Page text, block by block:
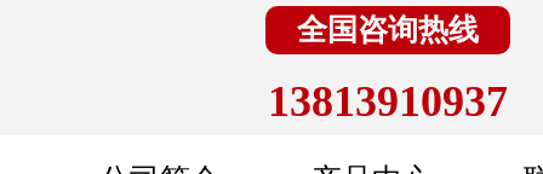
全国咨询热线
13813910937